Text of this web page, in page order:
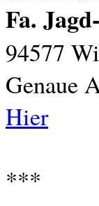
Fa.
94577
Genaue
Hier
***